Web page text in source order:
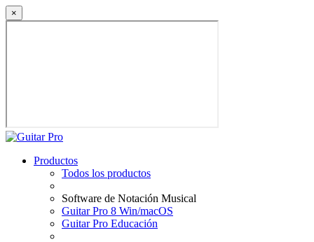
×
Productos
Todos los productos
Software de Notación Musical
Guitar Pro 8 Win/macOS
Guitar Pro Educación